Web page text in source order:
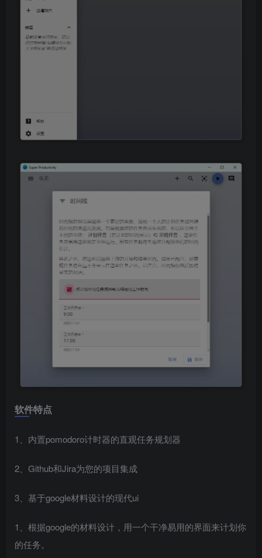
软件特点
1、内置pomodoro计时器的直观任务规划器
2、Github和Jira为您的项目集成
3、基于google材料设计的现代ui
1、根据google的材料设计，用一个干净易用的界面来计划你
的任务。